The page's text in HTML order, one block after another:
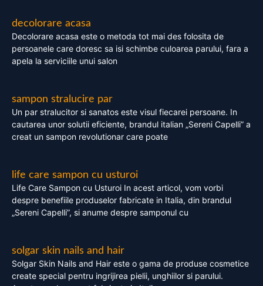
decolorare acasa
Decolorare acasa este o metoda tot mai des folosita de
persoanele care doresc sa isi schimbe culoarea parului, fara a
apela la serviciile unui salon
sampon stralucire par
Un par stralucitor si sanatos este visul fiecarei persoane. In
cautarea unor solutii eficiente, brandul italian „Sereni Capelli” a
creat un sampon revolutionar care poate
life care sampon cu usturoi
Life Care Sampon cu Usturoi In acest articol, vom vorbi
despre benefiile produselor fabricate in Italia, din brandul
„Sereni Capelli”, si anume despre samponul cu
solgar skin nails and hair
Solgar Skin Nails and Hair este o gama de produse cosmetice
create special pentru ingrijirea pielii, unghiilor si parului.